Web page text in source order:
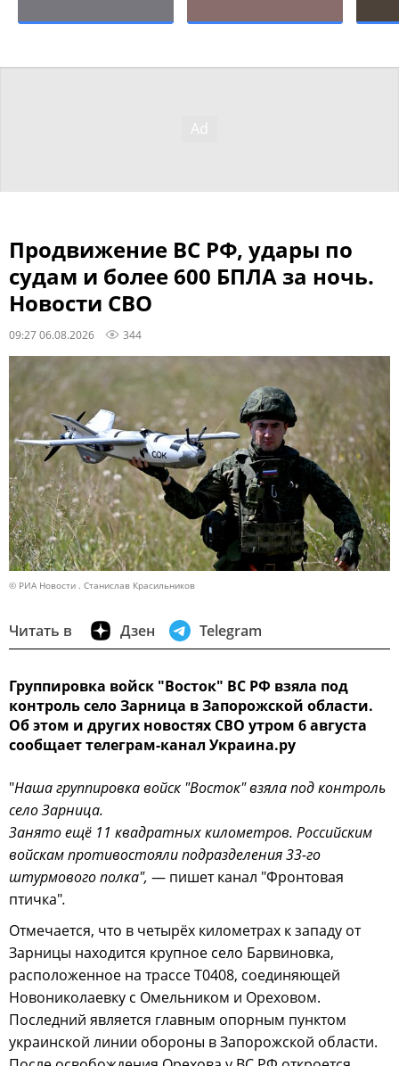
Продвижение ВС РФ, удары по
судам и более 600 БПЛА за ночь.
Новости СВО
09:27 06.08.2026 344
© РИА Новости . Станислав Красильников
Читать в Дзен Telegram
Группировка войск "Восток" ВС РФ взяла под
контроль село Зарница в Запорожской области.
Об этом и других новостях СВО утром 6 августа
сообщает телеграм-канал Украина.ру
"Наша группировка войск "Восток" взяла под контроль
село Зарница.
Занято ещё 11 квадратных километров. Российским
войскам противостояли подразделения 33-го
штурмового полка", — пишет канал "Фронтовая
птичка".
Отмечается, что в четырёх километрах к западу от
Зарницы находится крупное село Барвиновка,
расположенное на трассе Т0408, соединяющей
Новониколаевку с Омельником и Ореховом.
Последний является главным опорным пунктом
украинской линии обороны в Запорожской области.